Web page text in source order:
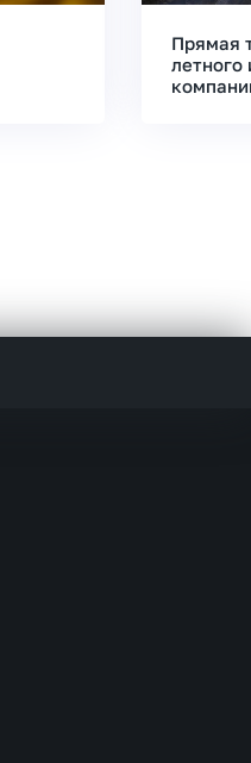
Прямая
летного